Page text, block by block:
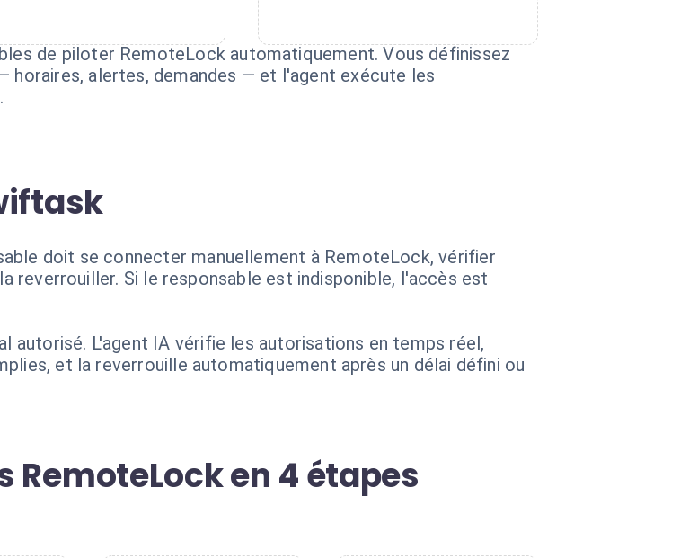
de piloter RemoteLock automatiquement. Vous définissez
horaires, alertes, demandes — et l'agent exécute les
doit se connecter manuellement à RemoteLock, vérifier
reverrouiller. Si le responsable est indisponible, l'accès est
autorisé. L'agent IA vérifie les autorisations en temps réel,
et la reverrouille automatiquement après un délai défini ou
en 4 étapes